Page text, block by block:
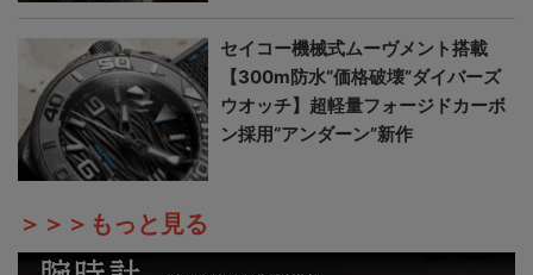
セイコー機械式ムーヴメント搭載
【300m防水“価格破壊”ダイバーズ
ウオッチ】超軽量フォージドカーボ
ン採用“アンダーン”新作
＞＞＞もっと見る